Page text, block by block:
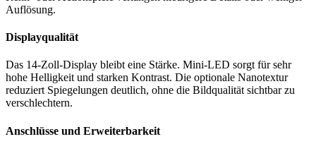
Auflösung.
Displayqualität
Das 14-Zoll-Display bleibt eine Stärke. Mini-LED sorgt für sehr
hohe Helligkeit und starken Kontrast. Die optionale Nanotextur
reduziert Spiegelungen deutlich, ohne die Bildqualität sichtbar zu
verschlechtern.
Anschlüsse und Erweiterbarkeit